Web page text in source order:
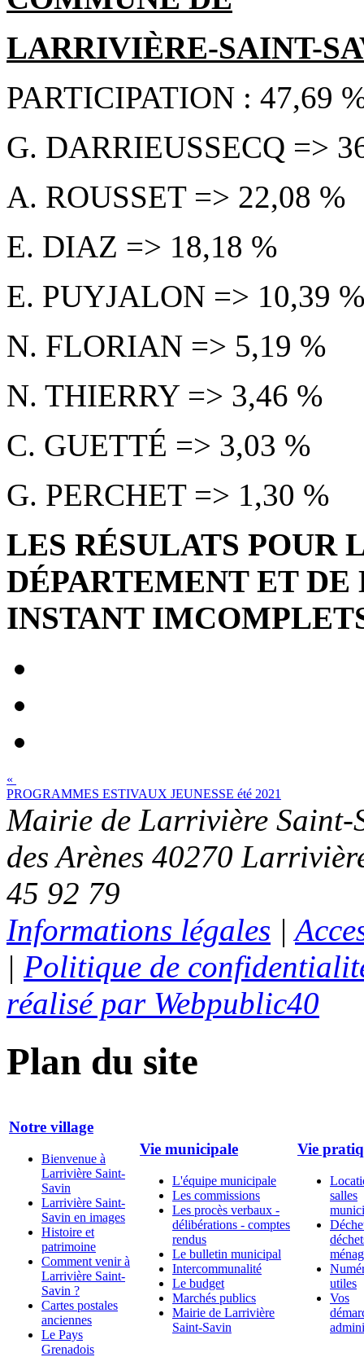
LARRIVIÈRE-SAINT-
PARTICIPATION : 47,69
G. DARRIEUSSECQ =>
A. ROUSSET => 22,08 %
E. DIAZ => 18,18 %
E. PUYJALON => 10,39 %
N. FLORIAN => 5,19 %
N. THIERRY => 3,46 %
C. GUETTÉ => 3,03 %
G. PERCHET => 1,30 %
LES RÉSULATS POUR
DÉPARTEMENT ET
INSTANT
«
PROGRAMMES ESTIVAUX JEUNESSE été 2021
Mairie de Larrivière Saint-
des Arènes 40270
45 92 79
Informations légales |
| Politique de
réalisé par Webpublic40
Plan du site
Notre village
Bienvenue à
Larrivière Saint-
Savin
Larrivière Saint-
Savin en images
Histoire et
patrimoine
Comment venir à
Larrivière Saint-
Savin ?
Cartes postales
anciennes
Le Pays
Grenadois
Vie municipale
L'équipe municipale
Les commissions
Les procès verbaux -
délibérations - comptes
rendus
Le bulletin municipal
Intercommunalité
Le budget
Marchés publics
Mairie de Larrivière
Saint-Savin
Vie
salles
utiles
Vos